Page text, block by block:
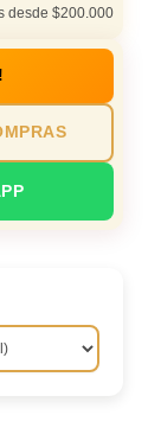
desde $200.000